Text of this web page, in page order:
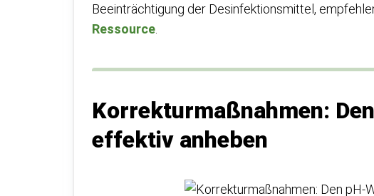
Beeinträchtigung der Desinfektionsmittel,
Ressource
Korrekturmaßnahmen:
effektiv anheben